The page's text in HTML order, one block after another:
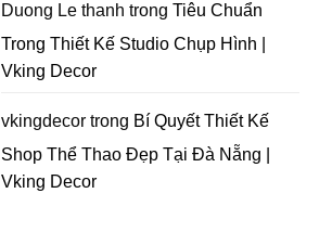
Duong Le thanh trong Tiêu Chuẩn
Trong Thiết Kế Studio Chụp Hình |
Vking Decor
vkingdecor trong Bí Quyết Thiết Kế
Shop Thể Thao Đẹp Tại Đà Nẵng |
Vking Decor